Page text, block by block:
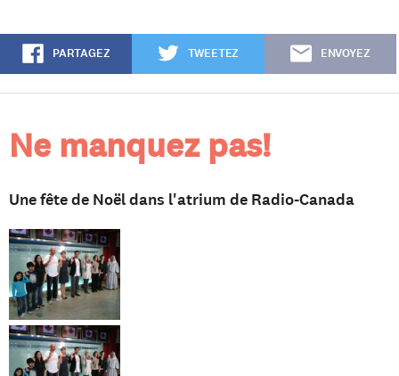
PARTAGEZ TWEETEZ ENVOYEZ
Ne manquez pas!
Une fête de Noël dans l'atrium de Radio-Canada